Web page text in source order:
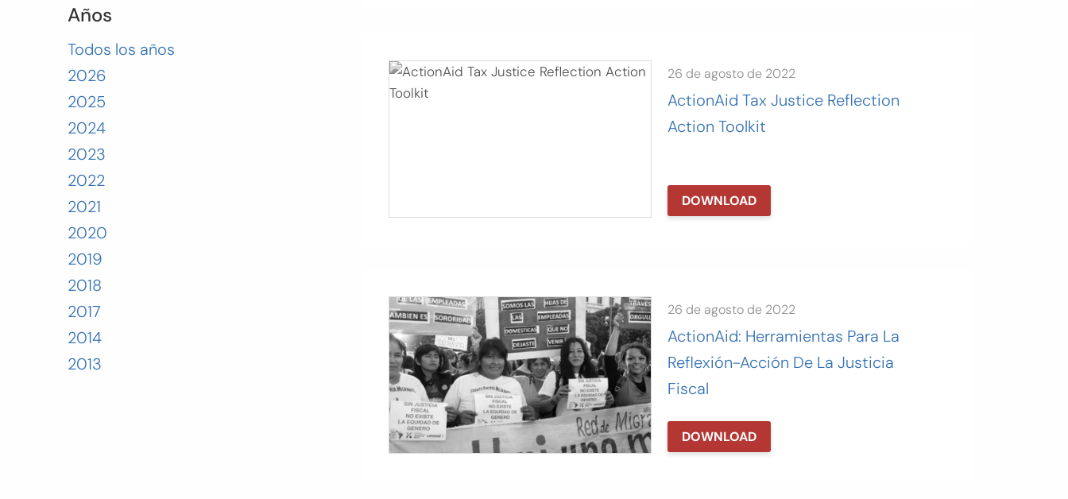
Años
Todos los años
2026
2025
2024
2023
2022
2021
2020
2019
2018
2017
2014
2013
26 de agosto de 2022
ActionAid Tax Justice Reflection
Action Toolkit
DOWNLOAD
26 de agosto de 2022
ActionAid: Herramientas Para La
Reflexión-Acción De La Justicia
Fiscal
DOWNLOAD